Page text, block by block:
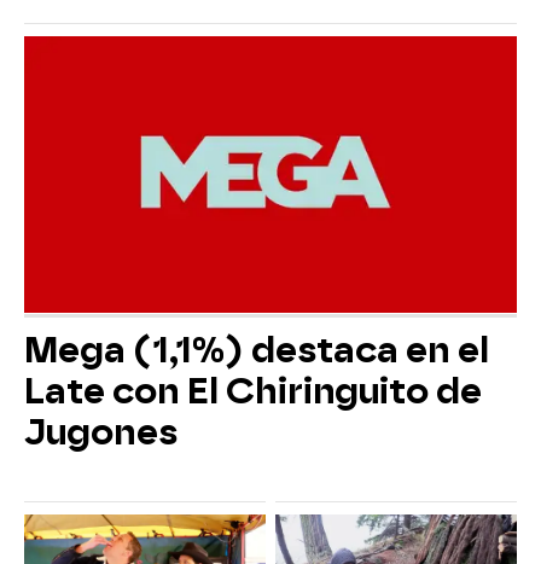
Mega (1,1%) destaca en el
Late con El Chiringuito de
Jugones